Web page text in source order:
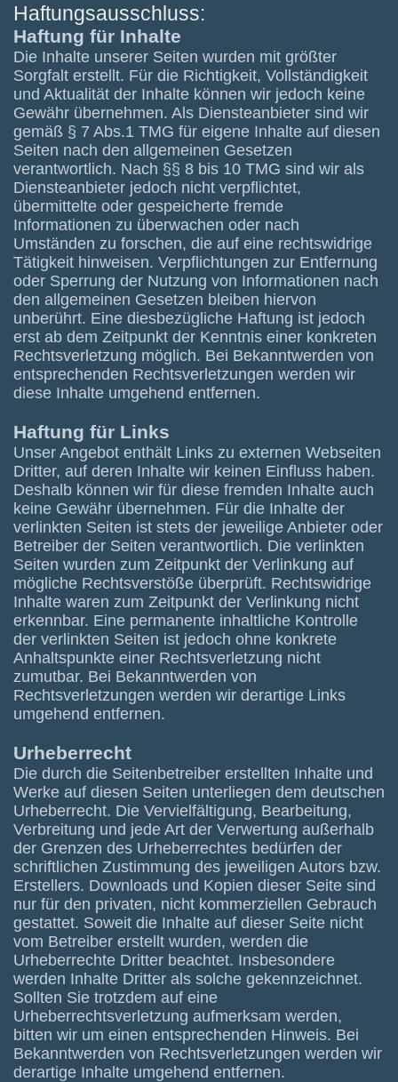
Haftungsausschluss:
Haftung für Inhalte
Die Inhalte unserer Seiten wurden mit größter
Sorgfalt erstellt. Für die Richtigkeit, Vollständigkeit
und Aktualität der Inhalte können wir jedoch keine
Gewähr übernehmen. Als Diensteanbieter sind wir
gemäß § 7 Abs.1 TMG für eigene Inhalte auf diesen
Seiten nach den allgemeinen Gesetzen
verantwortlich. Nach §§ 8 bis 10 TMG sind wir als
Diensteanbieter jedoch nicht verpflichtet,
übermittelte oder gespeicherte fremde
Informationen zu überwachen oder nach
Umständen zu forschen, die auf eine rechtswidrige
Tätigkeit hinweisen. Verpflichtungen zur Entfernung
oder Sperrung der Nutzung von Informationen nach
den allgemeinen Gesetzen bleiben hiervon
unberührt. Eine diesbezügliche Haftung ist jedoch
erst ab dem Zeitpunkt der Kenntnis einer konkreten
Rechtsverletzung möglich. Bei Bekanntwerden von
entsprechenden Rechtsverletzungen werden wir
diese Inhalte umgehend entfernen.
Haftung für Links
Unser Angebot enthält Links zu externen Webseiten
Dritter, auf deren Inhalte wir keinen Einfluss haben.
Deshalb können wir für diese fremden Inhalte auch
keine Gewähr übernehmen. Für die Inhalte der
verlinkten Seiten ist stets der jeweilige Anbieter oder
Betreiber der Seiten verantwortlich. Die verlinkten
Seiten wurden zum Zeitpunkt der Verlinkung auf
mögliche Rechtsverstöße überprüft. Rechtswidrige
Inhalte waren zum Zeitpunkt der Verlinkung nicht
erkennbar. Eine permanente inhaltliche Kontrolle
der verlinkten Seiten ist jedoch ohne konkrete
Anhaltspunkte einer Rechtsverletzung nicht
zumutbar. Bei Bekanntwerden von
Rechtsverletzungen werden wir derartige Links
umgehend entfernen.
Urheberrecht
Die durch die Seitenbetreiber erstellten Inhalte und
Werke auf diesen Seiten unterliegen dem deutschen
Urheberrecht. Die Vervielfältigung, Bearbeitung,
Verbreitung und jede Art der Verwertung außerhalb
der Grenzen des Urheberrechtes bedürfen der
schriftlichen Zustimmung des jeweiligen Autors bzw.
Erstellers. Downloads und Kopien dieser Seite sind
nur für den privaten, nicht kommerziellen Gebrauch
gestattet. Soweit die Inhalte auf dieser Seite nicht
vom Betreiber erstellt wurden, werden die
Urheberrechte Dritter beachtet. Insbesondere
werden Inhalte Dritter als solche gekennzeichnet.
Sollten Sie trotzdem auf eine
Urheberrechtsverletzung aufmerksam werden,
bitten wir um einen entsprechenden Hinweis. Bei
Bekanntwerden von Rechtsverletzungen werden wir
derartige Inhalte umgehend entfernen.